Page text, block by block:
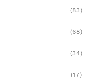
(83)
(68)
(34)
(17)